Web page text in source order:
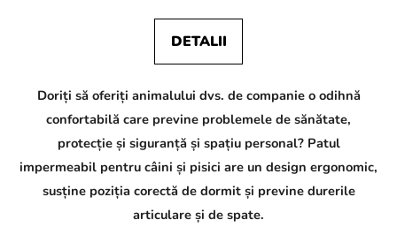
DETALII
Doriți să oferiți animalului dvs. de companie o odihnă
confortabilă care previne problemele de sănătate,
protecție și siguranță și spațiu personal? Patul
impermeabil pentru câini și pisici are un design ergonomic,
susține poziția corectă de dormit și previne durerile
articulare și de spate.